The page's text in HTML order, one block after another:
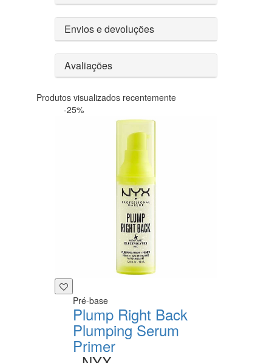
Envios e devoluções
Avaliações
Produtos visualizados recentemente
-25%
Pré-base
Plump Right Back
Plumping Serum
Primer